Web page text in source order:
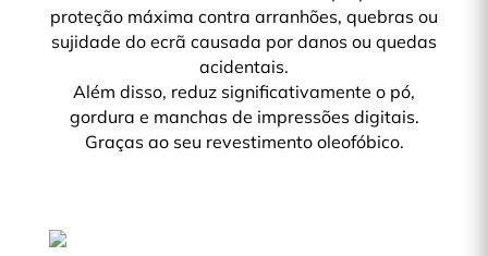
proteção máxima contra arranhões, quebras ou
sujidade do ecrã causada por danos ou quedas
acidentais.
Além disso, reduz significativamente o pó,
gordura e manchas de impressões digitais.
Graças ao seu revestimento oleofóbico.